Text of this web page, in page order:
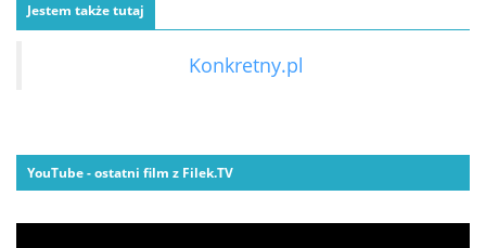
Jestem także tutaj
Konkretny.pl
YouTube - ostatni film z Filek.TV